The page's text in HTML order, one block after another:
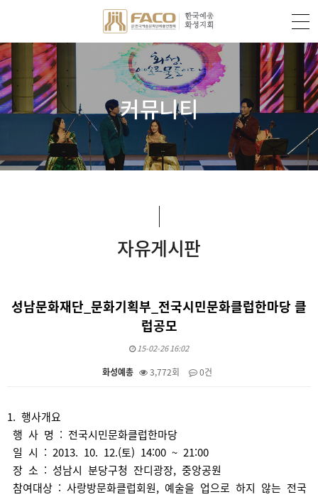
커뮤니티
자유게시판
성남문화재단_문화기획부_전국시민문화클럽한마당 클
럽공모
15-02-26 16:02
화성예총 3,772회 0건
1. 행사개요
행 사 명 : 전국시민문화클럽한마당
일 시 : 2013. 10. 12.(토) 14:00 ~ 21:00
장 소 : 성남시 분당구청 잔디광장, 중앙공원
참여대상 : 사랑방문화클럽회원, 예술을 업으로 하지 않는 전국